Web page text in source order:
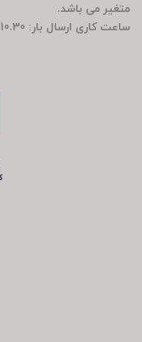
متغیر می باشد.
ساعت کاری ارسال بار: 10.30 صبح تا 8 شب